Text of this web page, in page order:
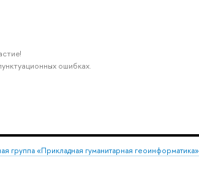
ошибках.
группа «Прикладная гуманитарная геоинформатика»